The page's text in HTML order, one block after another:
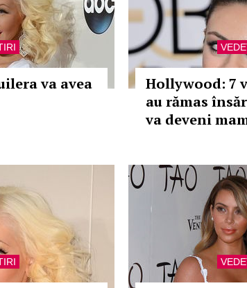
va avea
Hollywood: 7
au rămas
va deveni